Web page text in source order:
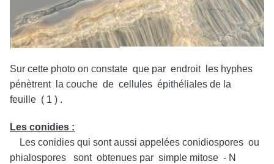
Sur cette photo on constate que par endroit les hyphes
pénètrent la couche de cellules épithéliales de la
feuille ( 1 ) .
Les conidies :
Les conidies qui sont aussi appelées conidiospores ou
phialospores sont obtenues par simple mitose - N